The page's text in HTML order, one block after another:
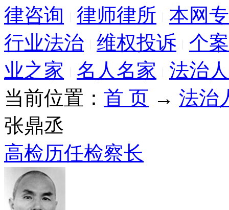
律咨询
律师律所
本网
行业法治 维权投诉
个
业之家
名人名家
法治
当前位置： 首 页 → 法治
张鼎丞
高检历任检察长